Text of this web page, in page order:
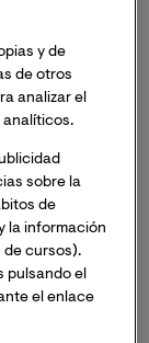
diseñada
resulte
y personal
egresados
a la
y
y de
de otros
analizar el
analíticos.
sobre la
de
la información
de cursos).
pulsando el
el enlace